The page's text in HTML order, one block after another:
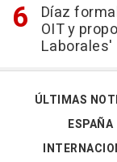
Díaz
OIT y
Laborales'
ÚLTIMAS
ESPAÑA